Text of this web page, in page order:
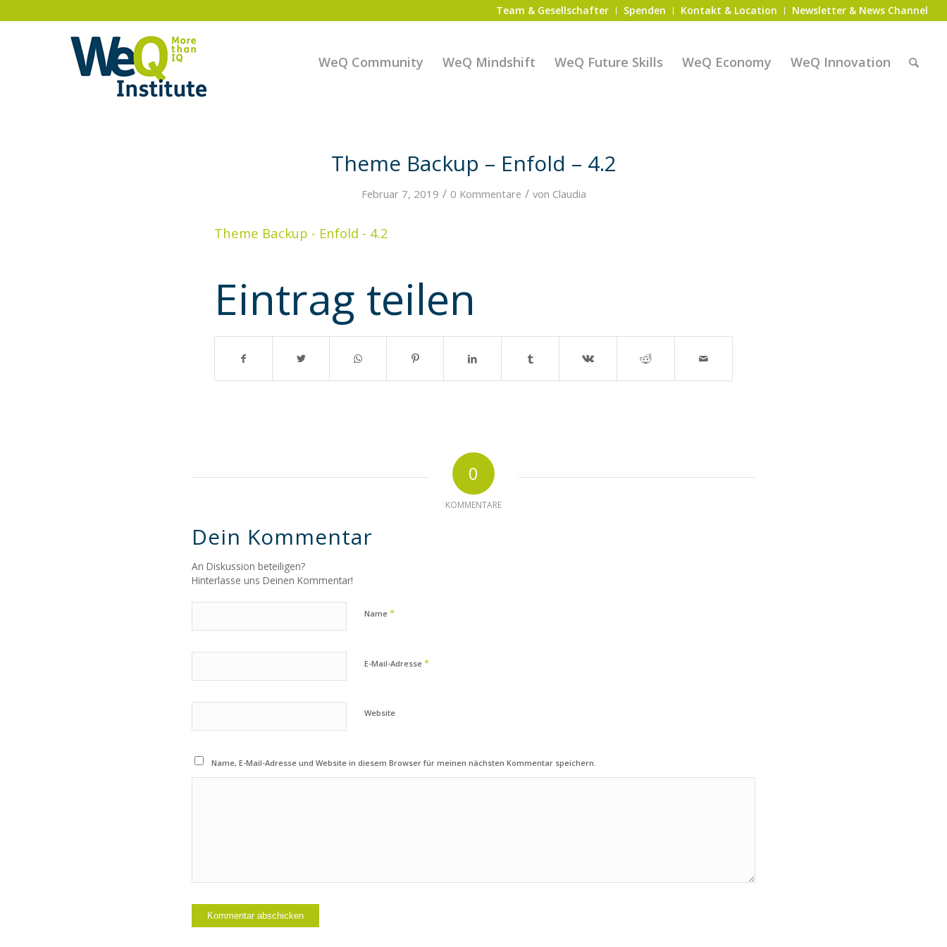
Team & Gesellschafter Spenden Kontakt & Location Newsletter & News Channel
WeQ Community WeQ Mindshift WeQ Future Skills WeQ Economy WeQ Innovation
Theme Backup – Enfold – 4.2
Februar 7, 2019 / 0 Kommentare / von Claudia
Theme Backup - Enfold - 4.2
Eintrag teilen
0
KOMMENTARE
Dein Kommentar
An Diskussion beteiligen?
Hinterlasse uns Deinen Kommentar!
Name *
E-Mail-Adresse *
Website
Name, E-Mail-Adresse und Website in diesem Browser für meinen nächsten Kommentar speichern.